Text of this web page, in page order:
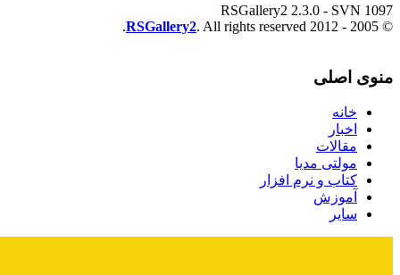
RSGallery2 2.3.0 - SVN 1097
© 2005 - 2012
RSGallery2. All rights reserved.
منوی اصلی
خانه
اخبار
مقالات
مولتی مدیا
کتاب و نرم افزار
آموزش
سایر